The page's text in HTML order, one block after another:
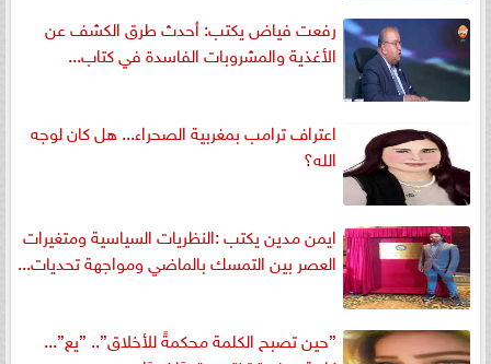
رفعت فياض يكتب: أحدث طرق الكشف عن
الأغذية والمشروبات الفاسدة في كتاب...
اعتراف ترامب بمغربية الصحراء... هل كان لوجه
الله؟
ايمن مدين يكتب :النظريات السياسية ومتغيرات
العصر بين التمسك بالماضي ومواجهة تحديات...
”حين تصبح الكلمة محكمةً للأخلاق”.. ”يع”...